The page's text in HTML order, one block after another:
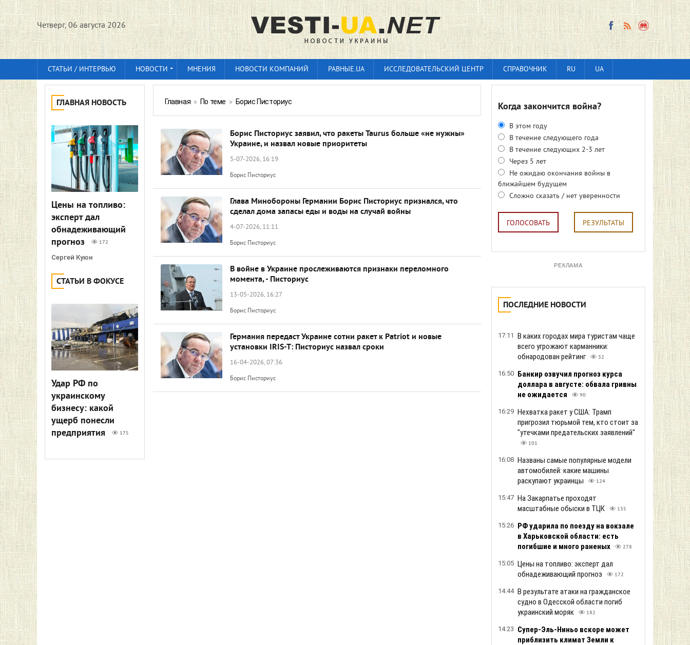
Четверг, 06 августа 2026
СТАТЬИ / ИНТЕРВЬЮ НОВОСТИ МНЕНИЯ НОВОСТИ КОМПАНИЙ РАВНЫЕ.UA ИССЛЕДОВАТЕЛЬСКИЙ ЦЕНТР СПРАВОЧНИК RU UA
ГЛАВНАЯ НОВОСТЬ
Цены на топливо:
эксперт дал
обнадеживающий
прогноз
172
Сергей Куюн
СТАТЬИ В ФОКУСЕ
Удар РФ по
украинскому
бизнесу: какой
ущерб понесли
предприятия
175
Главная » По теме » Борис Писториус
Борис Писториус заявил, что ракеты Taurus больше «не нужны»
Украине, и назвал новые приоритеты
5-07-2026, 16:19
Борис Писториус
Глава Минобороны Германии Борис Писториус признался, что
сделал дома запасы еды и воды на случай войны
4-07-2026, 11:11
Борис Писториус
В войне в Украине прослеживаются признаки переломного
момента, - Писториус
13-05-2026, 16:27
Борис Писториус
Германия передаст Украине сотни ракет к Patriot и новые
установки IRIS-T: Писториус назвал сроки
16-04-2026, 07:36
Борис Писториус
Когда закончится война?
В этом году
В течение следующего года
В течение следующих 2-3 лет
Через 5 лет
Не ожидаю окончания войны в
ближайшем будущем
Сложно сказать / нет уверенности
ГОЛОСОВАТЬ РЕЗУЛЬТАТЫ
РЕКЛАМА
ПОСЛЕДНИЕ НОВОСТИ
17:11 В каких городах мира туристам чаще
всего угрожают карманники:
обнародован рейтинг
32
16:50 Банкир озвучил прогноз курса
доллара в августе: обвала гривны
не ожидается
90
16:29 Нехватка ракет у США: Трамп
пригрозил тюрьмой тем, кто стоит за
"утечками предательских заявлений"
101
16:08 Названы самые популярные модели
автомобилей: какие машины
раскупают украинцы
124
15:47 На Закарпатье проходят
масштабные обыски в ТЦК
135
15:26 РФ ударила по поезду на вокзале
в Харьковской области: есть
погибшие и много раненых
278
15:05 Цены на топливо: эксперт дал
обнадеживающий прогноз
172
14:44 В результате атаки на гражданское
судно в Одесской области погиб
украинский моряк
182
14:23 Супер-Эль-Ниньо вскоре может
приблизить климат Земли к